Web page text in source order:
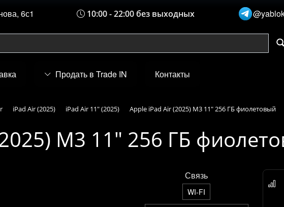
6с1 10:00 - 22:00 без выходных
Продать в Trade IN Контакты
iPad Air (2025) iPad Air 11" (2025) Apple iPad Air (2025) M3 11" 256 ГБ фиолетовый
M3 11" 256 ГБ
Связь
WI-FI